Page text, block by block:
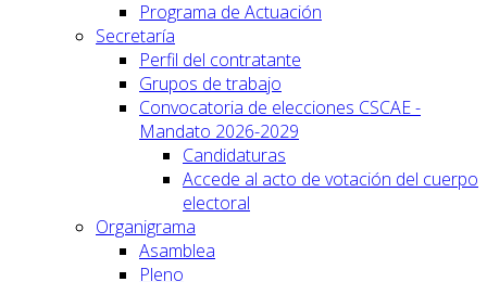
Programa de Actuación
Secretaría
Perfil del contratante
Grupos de trabajo
Convocatoria de elecciones CSCAE -
Mandato 2026-2029
Candidaturas
Accede al acto de votación del cuerpo
electoral
Organigrama
Asamblea
Pleno